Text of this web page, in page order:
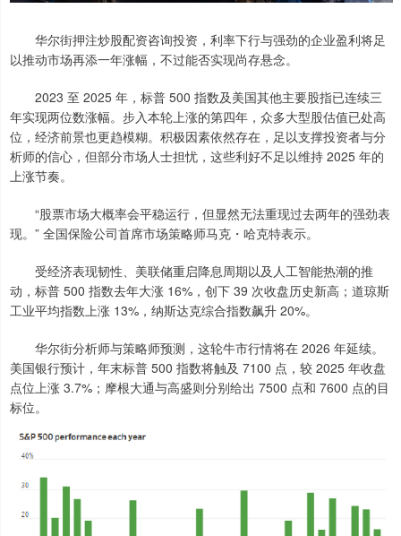
华尔街押注炒股配资咨询投资，利率下行与强劲的企业盈利将足
以推动市场再添一年涨幅，不过能否实现尚存悬念。
2023 至 2025 年，标普 500 指数及美国其他主要股指已连续三
年实现两位数涨幅。步入本轮上涨的第四年，众多大型股估值已处高
位，经济前景也更趋模糊。积极因素依然存在，足以支撑投资者与分
析师的信心，但部分市场人士担忧，这些利好不足以维持 2025 年的
上涨节奏。
“股票市场大概率会平稳运行，但显然无法重现过去两年的强劲表
现。” 全国保险公司首席市场策略师马克・哈克特表示。
受经济表现韧性、美联储重启降息周期以及人工智能热潮的推
动，标普 500 指数去年大涨 16%，创下 39 次收盘历史新高；道琼斯
工业平均指数上涨 13%，纳斯达克综合指数飙升 20%。
华尔街分析师与策略师预测，这轮牛市行情将在 2026 年延续。
美国银行预计，年末标普 500 指数将触及 7100 点，较 2025 年收盘
点位上涨 3.7%；摩根大通与高盛则分别给出 7500 点和 7600 点的目
标位。